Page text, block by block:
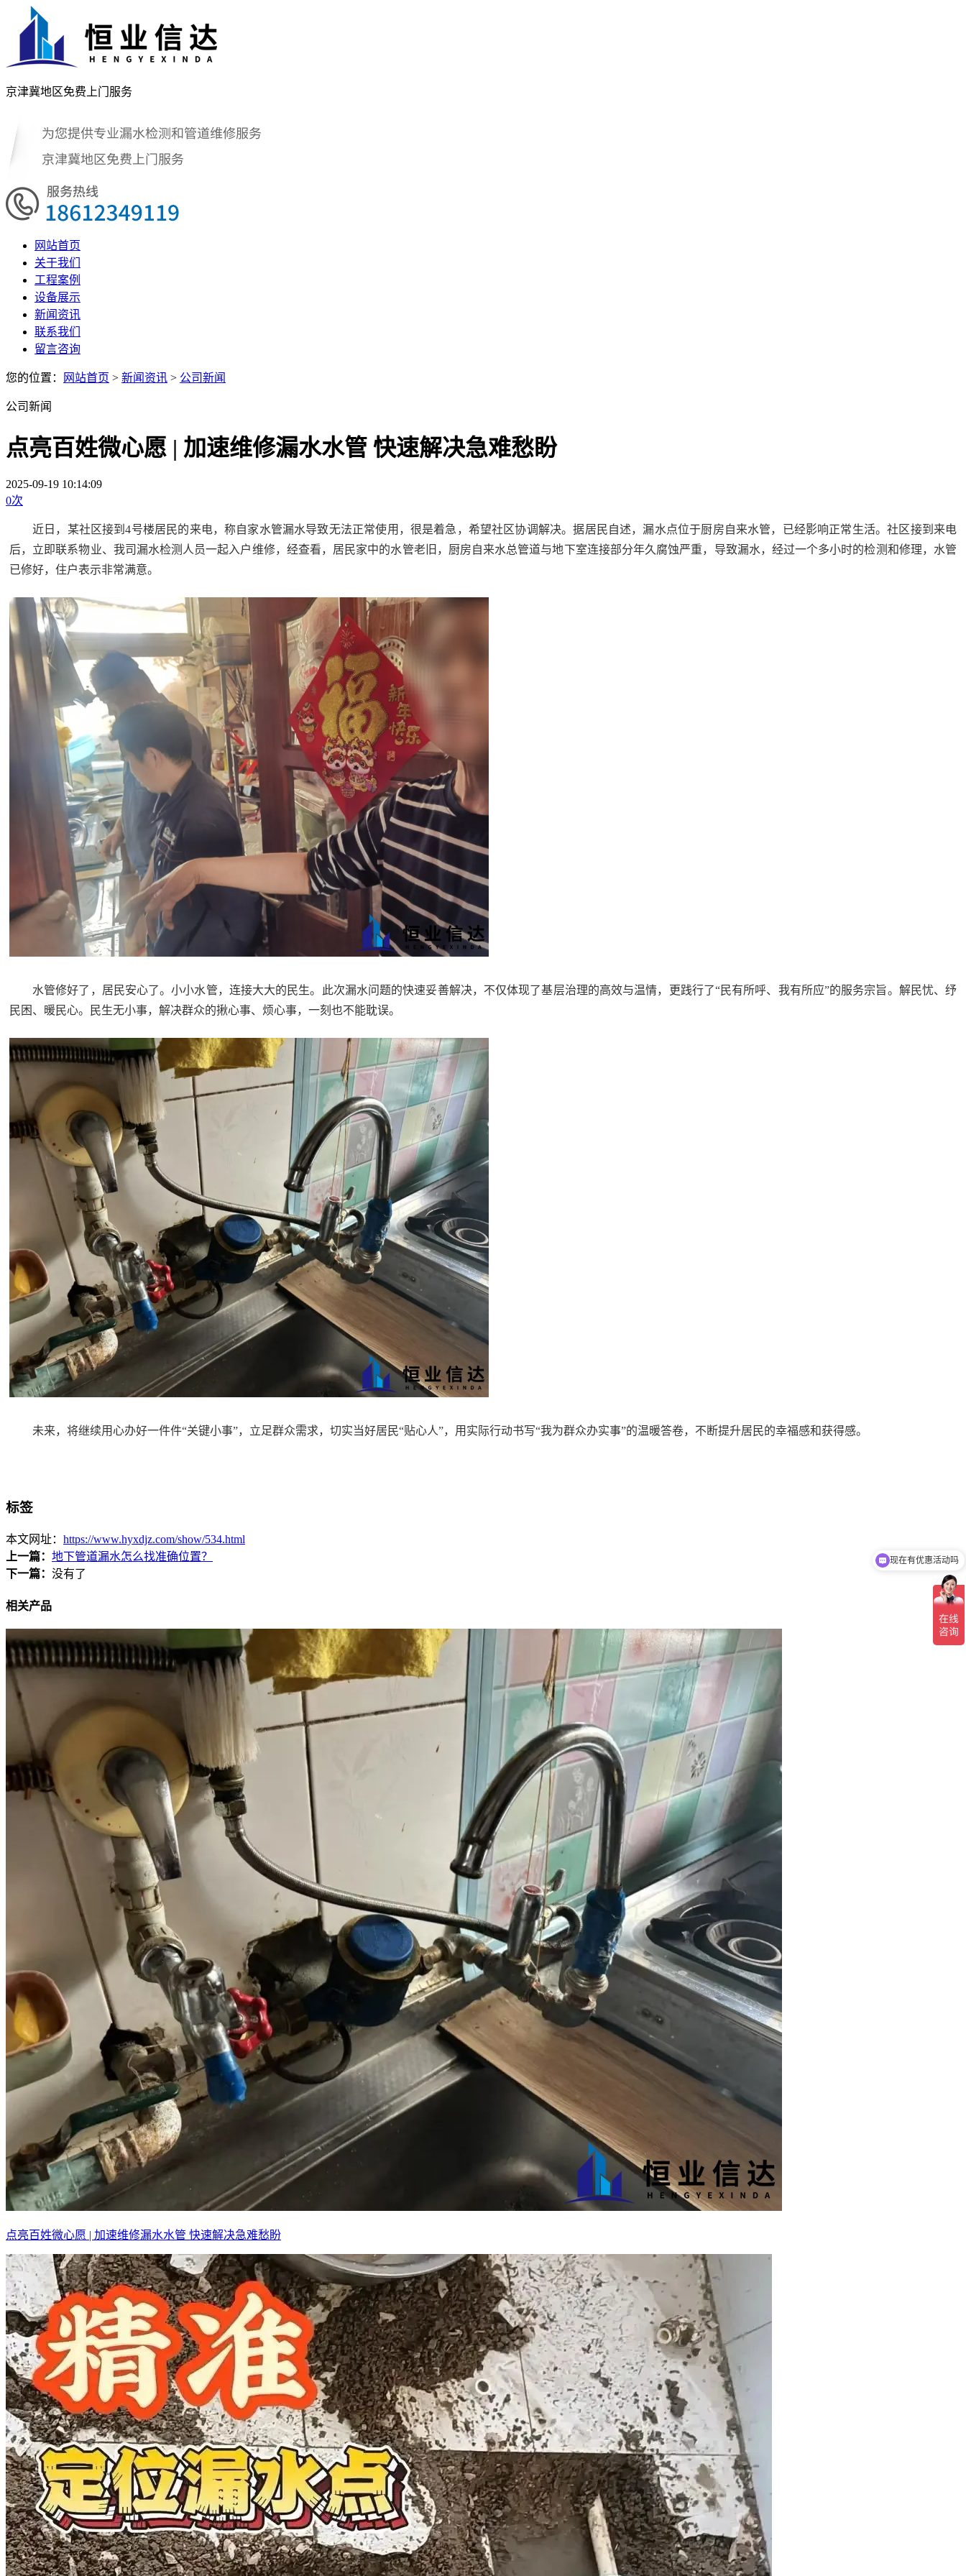
京津冀地区免费上门服务
网站首页
关于我们
工程案例
设备展示
新闻资讯
联系我们
留言咨询
您的位置： 网站首页 > 新闻资讯 > 公司新闻
公司新闻
点亮百姓微心愿 | 加速维修漏水水管 快速解决急难愁盼
2025-09-19 10:14:09
0次
近日，某社区接到4号楼居民的来电，称自家水管漏水导致无法正常使用， 很是着急，希望社区协调解决。据居民自述，漏水点位于厨房自来水管，已经影响正常生活。社区接到来电
后，立即联系物业、我司漏水检测人员一起入户维修，经查看，居民家中的水管老旧， 厨房自来水总管道与地下室连接部分年久腐蚀严重，导致漏水， 经过一个多小时的检测和修理，水管
已修好，住户表示非常满意。
水管修好了，居民安心了。小小水管，连接大大的民生。此次漏水问题的快速妥善解决，不仅体现了基层治理的高效与温情，更践行了“民有所呼、我有所应”的服务宗旨。 解民忧、纾
民困、暖民心。民生无小事，解决群众的揪心事、烦心事，一刻也不能耽误。
未来， 将继续用心办好一件件“关键小事”，立足群众需求，切实当好居民“贴心人”， 用实际行动书写“我为群众办实事”的温暖答卷，不断提升居民的幸福感和获得感。
标签
本文网址： https://www.hyxdjz.com/show/534.html
上一篇： 地下管道漏水怎么找准确位置？
下一篇： 没有了
相关产品
点亮百姓微心愿 | 加速维修漏水水管 快速解决急难愁盼
可以介绍下你们的产品么